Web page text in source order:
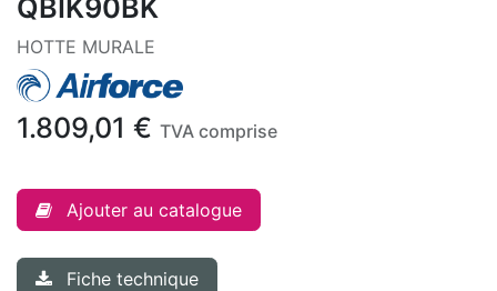
QBIK90BK
HOTTE MURALE
1.809,01 € TVA comprise
Ajouter au catalogue
Fiche technique